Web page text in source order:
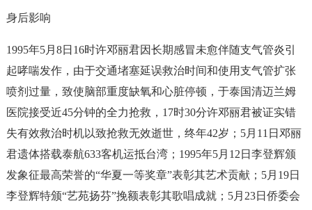
身后影响
1995年5月8日16时许邓丽君因长期感冒未愈伴随支气管炎引
起哮喘发作，由于交通堵塞延误救治时间和使用支气管扩张
喷剂过量，致使脑部重度缺氧和心脏停顿，于泰国清迈兰姆
医院接受近45分钟的全力抢救，17时30分许邓丽君被证实错
失有效救治时机以致抢救无效逝世，终年42岁；5月11日邓丽
君遗体搭载泰航633客机运抵台湾；1995年5月12日李登辉颁
发象征最高荣誉的“华夏一等奖章”表彰其艺术贡献；5月19日
李登辉特颁“艺苑扬芬”挽额表彰其歌唱成就；5月23日侨委会